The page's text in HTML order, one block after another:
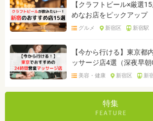
【クラフトビール×厳選
めなお店をピックアップ
グルメ 新宿区 新宿駅
【今から行ける】東京都
ッサージ店4選（深夜早朝
美容・健康 新宿区 新
特集